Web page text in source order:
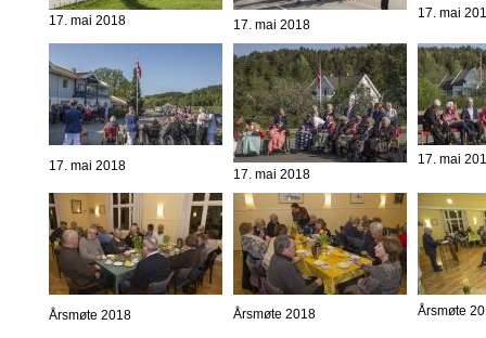
17. mai 2018 17. mai 2018
17. mai
17. mai 2018
17. mai 2018
17. mai
Årsmøte 2018 Årsmøte 2018 Årsmøte